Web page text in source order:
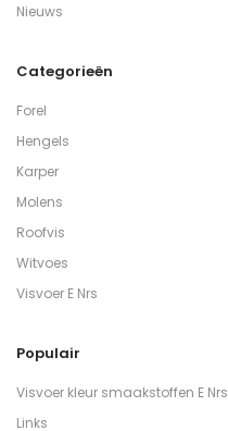
Nieuws
Categorieën
Forel
Hengels
Karper
Molens
Roofvis
Witvoes
Visvoer E Nrs
Populair
Visvoer kleur smaakstoffen E Nrs
Links